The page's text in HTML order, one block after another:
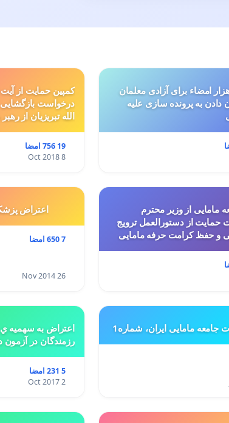
امضاء برای آزادی معلمان
دادن به پرونده سازی علیه
کمپین حمایت از آیت
درخواست
الله تبریزیان از رهبر معظم انقلاب
19 756 امضا
8 Oct 2018
مامایی از وزیر محترم
از دستورالعمل ترویج
و حفظ کرامت حرفه مامایی
اعتراض
7 650 امضا
26 Nov 2014
جامعه مامایی ایران، شماره1
رزمندگان در آزمون
5 231 امضا
2 Oct 2017